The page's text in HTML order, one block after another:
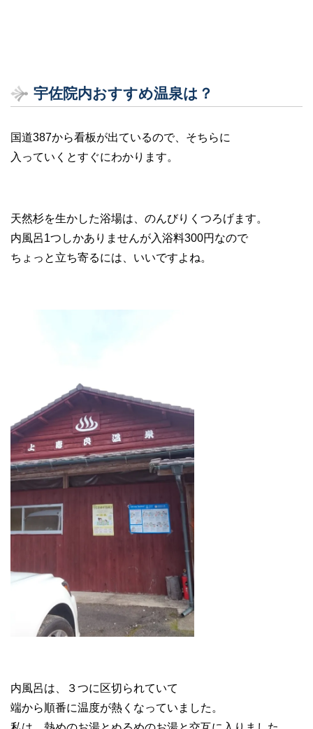
宇佐院内おすすめ温泉は？
国道387から看板が出ているので、そちらに
入っていくとすぐにわかります。
天然杉を生かした浴場は、のんびりくつろげます。
内風呂1つしかありませんが入浴料300円なので
ちょっと立ち寄るには、いいですよね。
内風呂は、３つに区切られていて
端から順番に温度が熱くなっていました。